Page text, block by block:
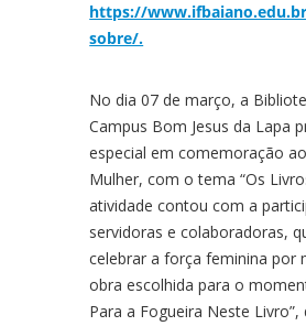
https://
sobre/.
No dia 07 de março, a
Campus Bom Jesus da Lapa
especial em comemoração
Mulher, com o tema “Os
atividade contou com a
servidoras e colaboradoras,
celebrar a força feminina por
obra escolhida para o
Para a Fogueira Neste